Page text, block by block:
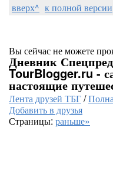
вверх^ к полной версии
Вы сейчас не можете
Дневник
TourBlogger.ru -
настоящие
Лента друзей ТБГ/
Добавить в друзья
Страницы: раньше»